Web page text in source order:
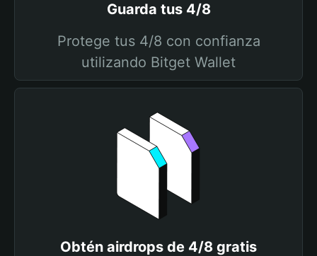
Guarda tus 4/8
Protege tus 4/8 con confianza
utilizando Bitget Wallet
Obtén airdrops de 4/8 gratis